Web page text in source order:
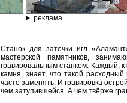
реклама
Станок для заточки игл
мастерской памятников,
гравировальным станком. Каждый,
камня, знает, что такой
часто заменять. И гравировка
чем затупившейся. А чем твёрже